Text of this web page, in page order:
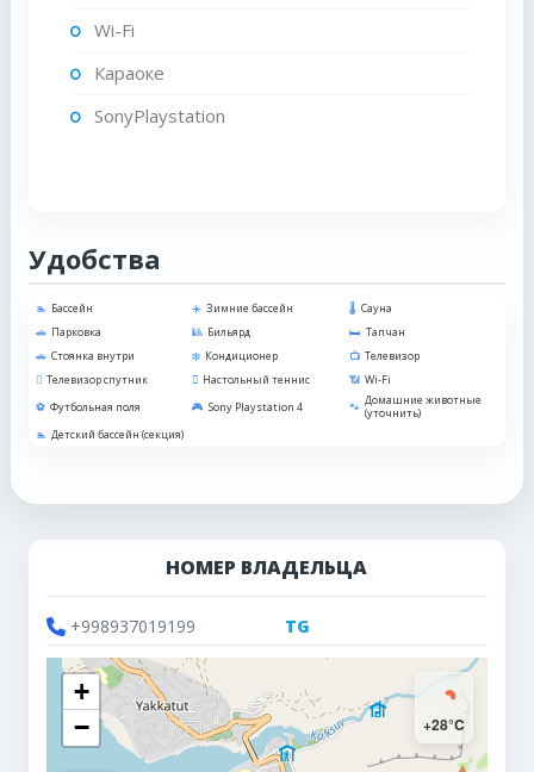
Wi-Fi
Караоке
SonyPlaystation
Удобства
Бассейн Зимние бассейн
Сауна
Парковка
Бильярд
Тапчан
Стоянка внутри
Кондиционер
Телевизор
Телевизор спутник
Настольный теннис
Wi-Fi
Футбольная поля
Sony Playstation 4
Домашние животные
(уточнить)
Детский бассейн (секция)
НОМЕР ВЛАДЕЛЬЦА
+998937019199 TG
+28°C
+
−